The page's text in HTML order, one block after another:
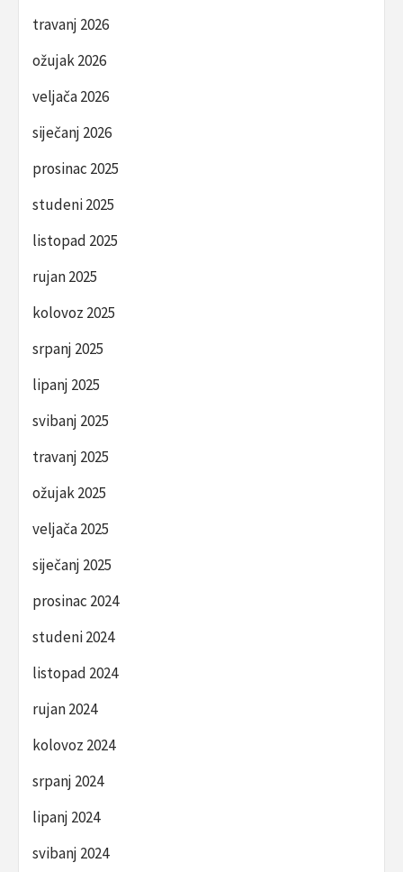
travanj 2026
ožujak 2026
veljača 2026
siječanj 2026
prosinac 2025
studeni 2025
listopad 2025
rujan 2025
kolovoz 2025
srpanj 2025
lipanj 2025
svibanj 2025
travanj 2025
ožujak 2025
veljača 2025
siječanj 2025
prosinac 2024
studeni 2024
listopad 2024
rujan 2024
kolovoz 2024
srpanj 2024
lipanj 2024
svibanj 2024